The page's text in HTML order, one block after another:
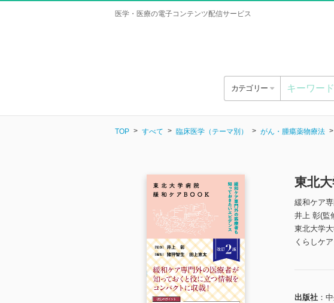
医学・医療の電子コンテンツ配信サービス
カテゴリー
TOP すべて 臨床医学（テーマ別） がん・腫瘍薬物療法
東北
緩和ケア
井上 彰(監
東北大学
くらしケ
出版社